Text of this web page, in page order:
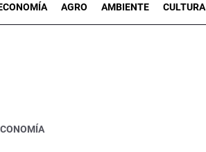
AGRO AMBIENTE CULTURA